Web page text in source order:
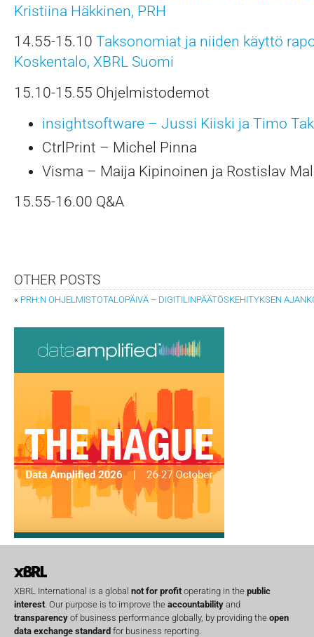
Kristiina Häkkinen, PRH
14.55-15.10 Taksonomiat ja niiden käyttö
Koskentalo, XBRL Suomi
15.10-15.55 Ohjelmistodemot
insightsoftware – Jussi Kiiski ja Timo
CtrlPrint – Michel Pinna
Visma – Maija Kipinoinen ja Rostislav
15.55-16.00 Q&A
OTHER POSTS
« PRH:N OHJELMISTOTALOPÄIVÄ – DIGITILINPÄÄTÖSKEHITYKSEN
XBRL International is a global not for profit operating in the public
interest . Our purpose is to improve the accountability and
transparency of business performance globally, by providing the open
data exchange standard for business reporting.